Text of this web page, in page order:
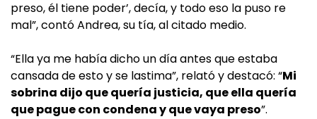
preso, él tiene poder’, decía, y todo eso la puso re
mal”, contó Andrea, su tía, al citado medio.
“Ella ya me había dicho un día antes que estaba
cansada de esto y se lastima”, relató y destacó: “Mi
sobrina dijo que quería justicia, que ella quería
que pague con condena y que vaya preso”.